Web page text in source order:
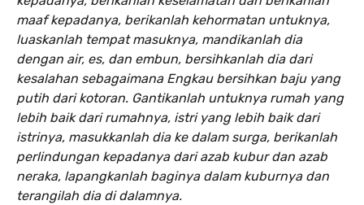
maaf kepadanya, berikanlah kehormatan untuknya,
luaskanlah tempat masuknya, mandikanlah dia
dengan air, es, dan embun, bersihkanlah dia dari
kesalahan sebagaimana Engkau bersihkan baju yang
putih dari kotoran. Gantikanlah untuknya rumah yang
lebih baik dari rumahnya, istri yang lebih baik dari
istrinya, masukkanlah dia ke dalam surga, berikanlah
perlindungan kepadanya dari azab kubur dan azab
neraka, lapangkanlah baginya dalam kuburnya dan
terangilah dia di dalamnya.